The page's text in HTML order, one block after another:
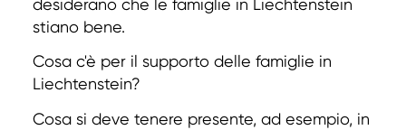
stiano bene.
Cosa c'è per il supporto delle famiglie in
Liechtenstein?
Cosa si deve tenere presente, ad esempio, in